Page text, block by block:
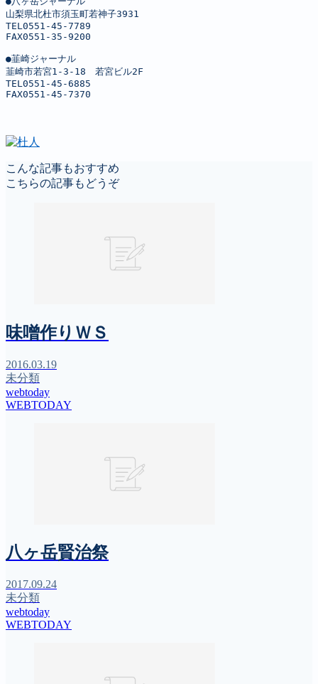
山梨県北杜市須玉町若神子3931
TEL0551-45-7789
FAX0551-35-9200
●韮崎ジャーナル
韮崎市若宮1-3-18　若宮ビル2F
TEL0551-45-6885
FAX0551-45-7370
こんな記事もおすすめ
こちらの記事もどうぞ
味噌作りＷＳ
2016.03.19
未分類
webtoday
WEBTODAY
八ヶ岳賢治祭
2017.09.24
未分類
webtoday
WEBTODAY